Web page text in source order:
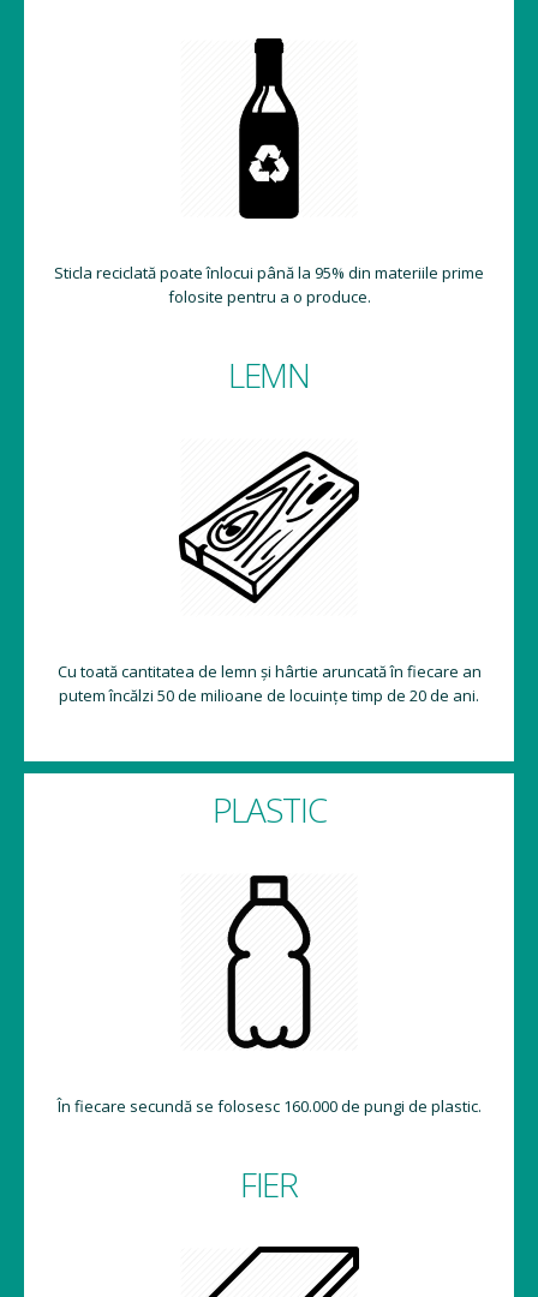
Sticla reciclată poate înlocui până la 95% din materiile prime
folosite pentru a o produce.
LEMN
Cu toată cantitatea de lemn și hârtie aruncată în fiecare an
putem încălzi 50 de milioane de locuințe timp de 20 de ani.
PLASTIC
În fiecare secundă se folosesc 160.000 de pungi de plastic.
FIER